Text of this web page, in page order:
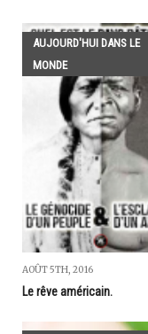
AUJOURD'HUI DANS LE
MONDE
AOÛT 5TH, 2016
Le rêve américain.